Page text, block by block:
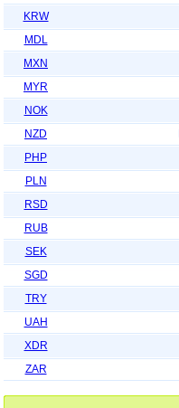
KRW
MDL
MXN
MYR
NOK
NZD
PHP
PLN
RSD
RUB
SEK
SGD
TRY
UAH
XDR
ZAR